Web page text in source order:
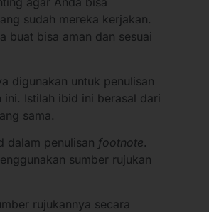
sudah mereka kerjakan.
buat bisa aman dan sesuai
digunakan untuk penulisan
Istilah ibid ini berasal dari
sama.
dalam penulisan footnote.
sumber rujukan
rujukannya secara